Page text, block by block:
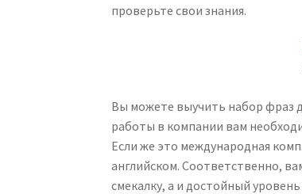
проверьте свои знания.
Вы можете выучить набор фраз
работы в компании вам
Если же это международная
английском. Соответственно,
смекалку, а и достойный